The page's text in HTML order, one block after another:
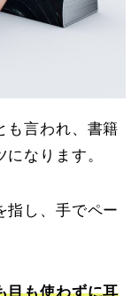
も言われ、書籍
なります。
指し、手でペー
目も使わずに耳